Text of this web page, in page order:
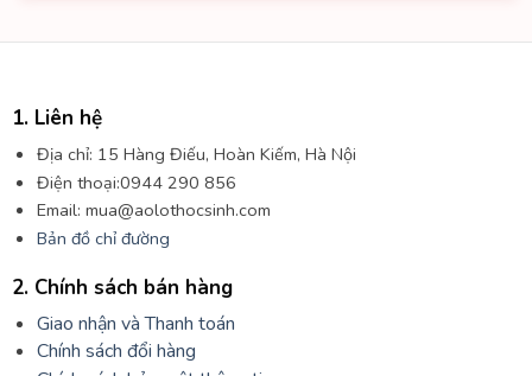
1. Liên hệ
Địa chỉ: 15 Hàng Điếu, Hoàn Kiếm, Hà Nội
Điện thoại:0944 290 856
Email: mua@aolothocsinh.com
Bản đồ chỉ đường
2. Chính sách bán hàng
Giao nhận và Thanh toán
Chính sách đổi hàng